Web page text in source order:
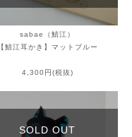
sabae（鯖江）
【鯖江耳かき】マットブルー
4,300円(税抜)
SOLD OUT